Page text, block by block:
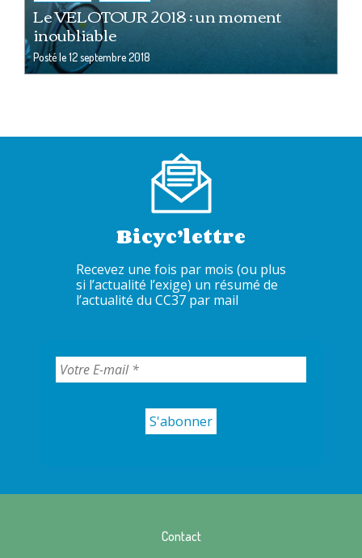
Le VELOTOUR 2018 : un moment
inoubliable
Posté le12 septembre 2018
Bicyc’lettre
Recevez une fois par mois (ou plus
si l’actualité l’exige) un résumé de
l’actualité du CC37 par mail
Contact